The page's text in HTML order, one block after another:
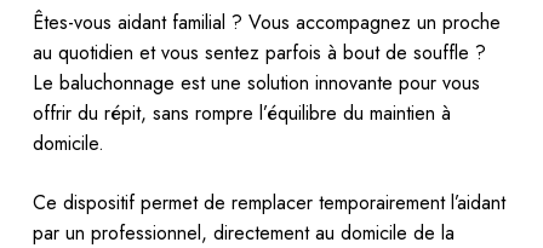
Êtes-vous aidant familial ? Vous accompagnez un proche
au quotidien et vous sentez parfois à bout de souffle ?
Le baluchonnage est une solution innovante pour vous
offrir du répit, sans rompre l’équilibre du maintien à
domicile.
Ce dispositif permet de remplacer temporairement l’aidant
par un professionnel, directement au domicile de la